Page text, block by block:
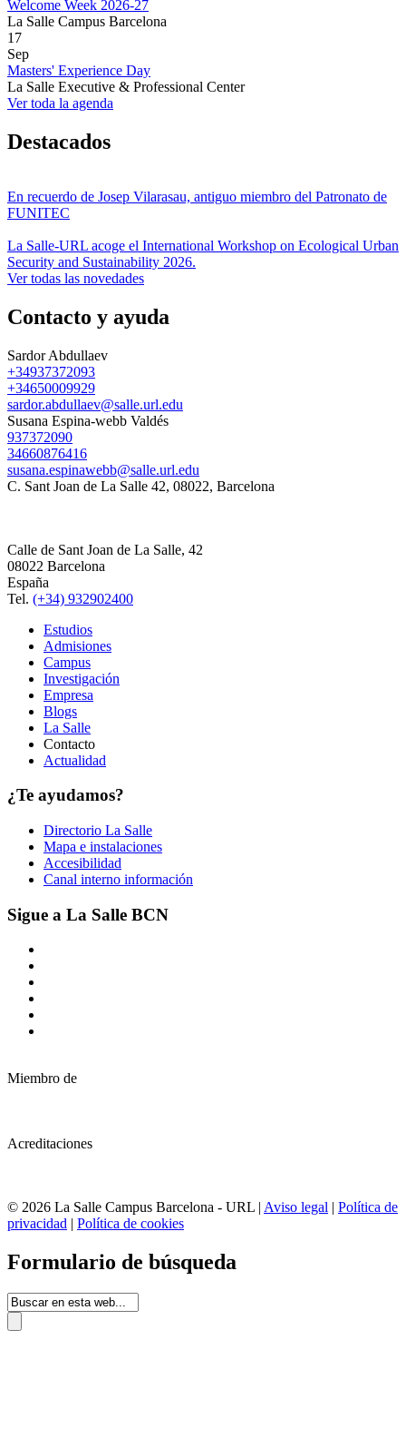
Welcome Week 2026-27
La Salle Campus Barcelona
17
Sep
Masters' Experience Day
La Salle Executive & Professional Center
Ver toda la agenda
Destacados
En recuerdo de Josep Vilarasau, antiguo miembro del Patronato de
FUNITEC
La Salle-URL acoge el International Workshop on Ecological Urban
Security and Sustainability 2026.
Ver todas las novedades
Contacto y ayuda
Sardor Abdullaev
+34937372093
+34650009929
sardor.abdullaev@salle.url.edu
Susana Espina-webb Valdés
937372090
34660876416
susana.espinawebb@salle.url.edu
C. Sant Joan de La Salle 42, 08022, Barcelona
Calle de Sant Joan de La Salle, 42
08022 Barcelona
España
Tel. (+34) 932902400
Estudios
Admisiones
Campus
Investigación
Empresa
Blogs
La Salle
Contacto
Actualidad
¿Te ayudamos?
Directorio La Salle
Mapa e instalaciones
Accesibilidad
Canal interno información
Sigue a La Salle BCN
Miembro de
Acreditaciones
© 2026 La Salle Campus Barcelona - URL | Aviso legal | Política de
privacidad | Política de cookies
Formulario de búsqueda